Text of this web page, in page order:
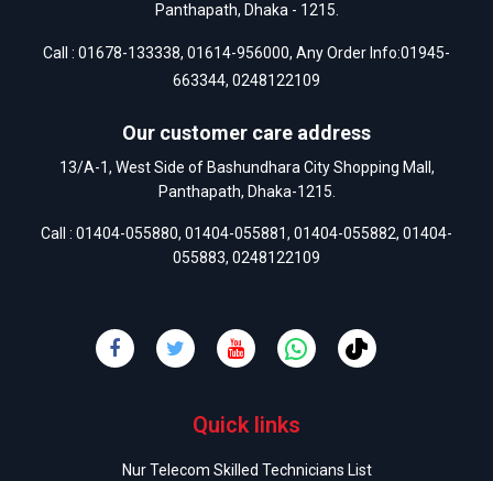
Panthapath, Dhaka - 1215.
Call : 01678-133338, 01614-956000, Any Order Info:01945-
663344, 0248122109
Our customer care address
13/A-1, West Side of Bashundhara City Shopping Mall,
Panthapath, Dhaka-1215.
Call : 01404-055880, 01404-055881, 01404-055882, 01404-
055883, 0248122109
Quick links
Nur Telecom Skilled Technicians List